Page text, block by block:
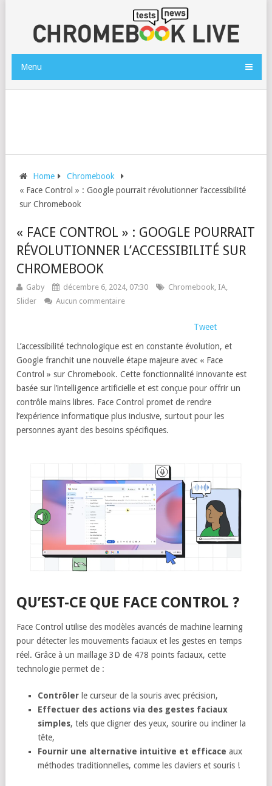
Menu
Home
Chromebook
« Face Control » : Google pourrait révolutionner l’accessibilité
sur Chromebook
« FACE CONTROL » : GOOGLE POURRAIT
RÉVOLUTIONNER L’ACCESSIBILITÉ SUR
CHROMEBOOK
Gaby décembre 6, 2024, 07:30 Chromebook, IA,
Slider
Aucun commentaire
Tweet
L’accessibilité technologique est en constante évolution, et
Google franchit une nouvelle étape majeure avec « Face
Control » sur Chromebook. Cette fonctionnalité innovante est
basée sur l’intelligence artificielle et est conçue pour offrir un
contrôle mains libres. Face Control promet de rendre
l’expérience informatique plus inclusive, surtout pour les
personnes ayant des besoins spécifiques.
QU’EST-CE QUE FACE CONTROL ?
Face Control utilise des modèles avancés de machine learning
pour détecter les mouvements faciaux et les gestes en temps
réel. Grâce à un maillage 3D de 478 points faciaux, cette
technologie permet de :
Contrôler le curseur de la souris avec précision,
Effectuer des actions via des gestes faciaux
simples, tels que cligner des yeux, sourire ou incliner la
tête,
Fournir une alternative intuitive et efficace aux
méthodes traditionnelles, comme les claviers et souris !